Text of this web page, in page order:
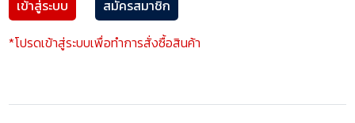
เข้าสู่ระบบ
สมัครสมาชิก
*โปรดเข้าสู่ระบบเพื่อทำการสั่งซื้อสินค้า